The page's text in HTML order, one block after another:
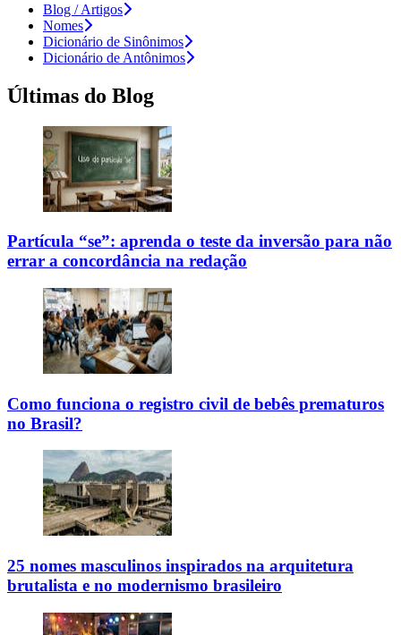
Blog / Artigos
Nomes
Dicionário de Sinônimos
Dicionário de Antônimos
Últimas do Blog
Partícula “se”: aprenda o teste da inversão para não
errar a concordância na redação
Como funciona o registro civil de bebês prematuros
no Brasil?
25 nomes masculinos inspirados na arquitetura
brutalista e no modernismo brasileiro